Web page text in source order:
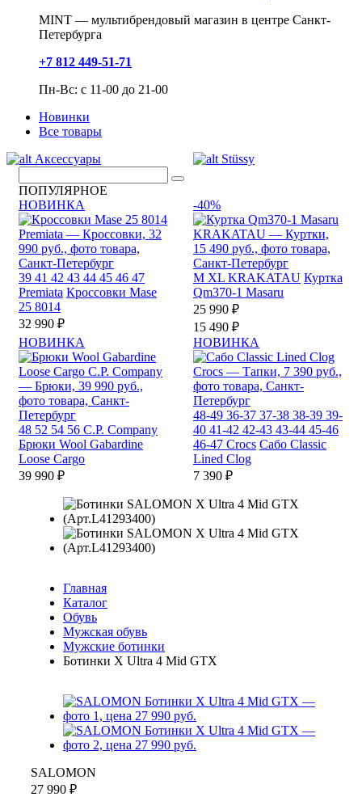
MINT — мультибрендовый магазин в центре Санкт-
Петербурга
+7 812 449-51-71
Пн-Вс: с 11-00 до 21-00
Новинки
Все товары
Аксессуары
Stüssy
ПОПУЛЯРНОЕ
НОВИНКА
39 41 42 43 44 45 46 47
Premiata Кроссовки Mase
25 8014
32 990 ₽
-40%
M XL KRAKATAU Куртка
Qm370-1 Masaru
25 990 ₽
15 490 ₽
НОВИНКА
48 52 54 56 C.P. Company
Брюки Wool Gabardine
Loose Cargo
39 990 ₽
НОВИНКА
48-49 36-37 37-38 38-39 39-
40 41-42 42-43 43-44 45-46
46-47 Crocs Сабо Classic
Lined Clog
7 390 ₽
Главная
Каталог
Обувь
Мужская обувь
Мужские ботинки
Ботинки X Ultra 4 Mid GTX
SALOMON
27 990 ₽